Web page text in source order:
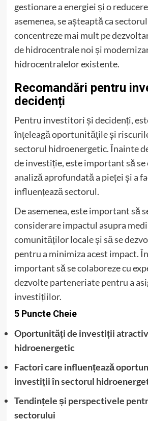
gestionare a energiei și o
asemenea, se așteaptă ca sectorul
concentreze mai mult pe
de hidrocentrale noi și
hidrocentralelor existente.
Recomandări pentru
decidenți
Pentru investitori și decidenți,
înțeleagă oportunitățile și
sectorul hidroenergetic. Înainte
de investiție, este important să se
analiză aprofundată a pieței și a
influențează sectorul.
De asemenea, este important să
considerare impactul asupra
comunităților locale și să se
pentru a minimiza acest impact.
important să se colaboreze cu
dezvolte parteneriate pentru a
investițiilor.
5 Puncte Cheie
Oportunități de investiții
hidroenergetic
Factori care influențează
investiții în sectorul
Tendințele și perspectivele
sectorului